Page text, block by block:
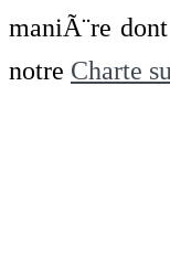
maniÃ¨re
notre Charte